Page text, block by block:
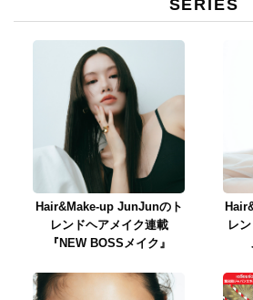
SERIES
Hair&Make-up JunJunのト
レンドヘアメイク連載
『NEW BOSSメイク』
レ